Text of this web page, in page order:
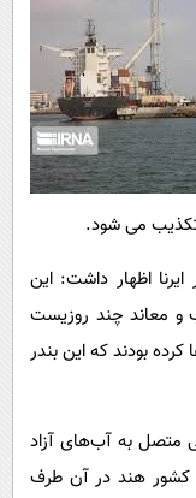
می شود.
اظهار داشت: این
و معاند چند روزیست
بودند که این بندر
متصل به آب‌های آزاد
کشور هند در آن طرف